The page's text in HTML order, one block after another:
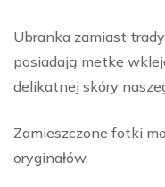
Ubranka zamiast
posiadają metkę
delikatnej skóry
Zamieszczone fotki
oryginałów.